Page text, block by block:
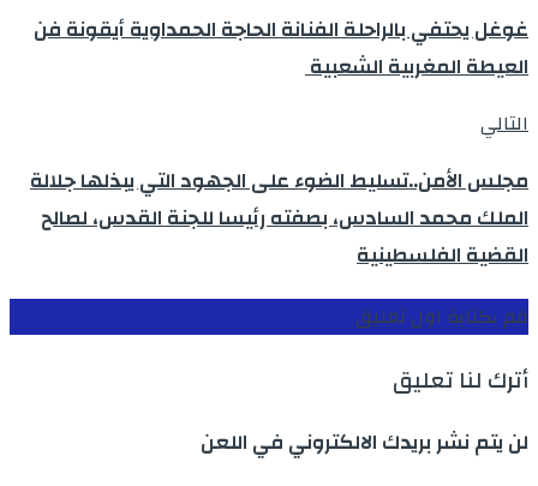
غوغل يحتفي بالراحلة الفنانة الحاجة الحمداوية أيقونة فن
العيطة المغربية الشعبية
التالي
مجلس الأمن..تسليط الضوء على الجهود التي يبذلها جلالة
الملك محمد السادس، بصفته رئيسا للجنة القدس، لصالح
القضية الفلسطينية
قم بكتابة اول تعليق
أترك لنا تعليق
لن يتم نشر بريدك الالكتروني في اللعن